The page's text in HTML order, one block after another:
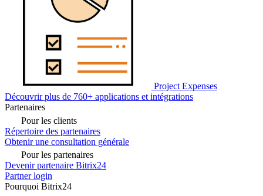
Project Expenses
Découvrir plus de 760+ applications et intégrations
Partenaires
Pour les clients
Répertoire des partenaires
Obtenir une consultation générale
Pour les partenaires
Devenir partenaire Bitrix24
Partner login
Pourquoi Bitrix24